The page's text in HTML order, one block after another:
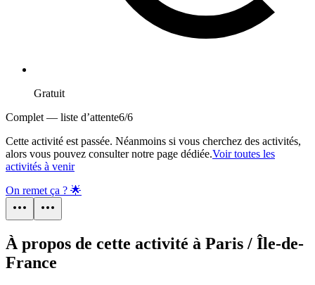
Gratuit
Complet — liste d’attente6/6
Cette activité est passée. Néanmoins si vous cherchez des activités,
alors vous pouvez consulter notre page dédiée.Voir toutes les
activités à venir
On remet ça ? 🌟
À propos de cette activité à Paris / Île-de-
France